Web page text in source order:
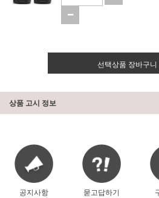
선택상품 장바구니
상품 고시 정보
공지사항 묻고답하기